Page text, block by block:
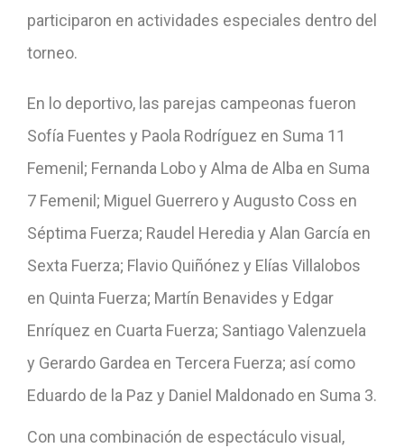
participaron en actividades especiales dentro del
torneo.
En lo deportivo, las parejas campeonas fueron
Sofía Fuentes y Paola Rodríguez en Suma 11
Femenil; Fernanda Lobo y Alma de Alba en Suma
7 Femenil; Miguel Guerrero y Augusto Coss en
Séptima Fuerza; Raudel Heredia y Alan García en
Sexta Fuerza; Flavio Quiñónez y Elías Villalobos
en Quinta Fuerza; Martín Benavides y Edgar
Enríquez en Cuarta Fuerza; Santiago Valenzuela
y Gerardo Gardea en Tercera Fuerza; así como
Eduardo de la Paz y Daniel Maldonado en Suma 3.
Con una combinación de espectáculo visual,